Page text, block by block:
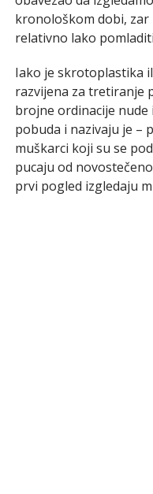
kronološkom dobi, zar
relativno lako
Iako je skrotoplastika
razvijena za tretiranje
brojne ordinacije
pobuda i nazivaju je –
muškarci koji su se
pucaju od
prvi pogled izgledaju